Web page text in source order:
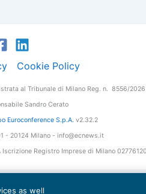
Cookie Policy
al Tribunale di Milano Reg. n. 8556/2026
Sandro Cerato
Euroconference S.p.A. v2.32.2
- 20124 Milano - info@ecnews.it
Registro Imprese di Milano
as well